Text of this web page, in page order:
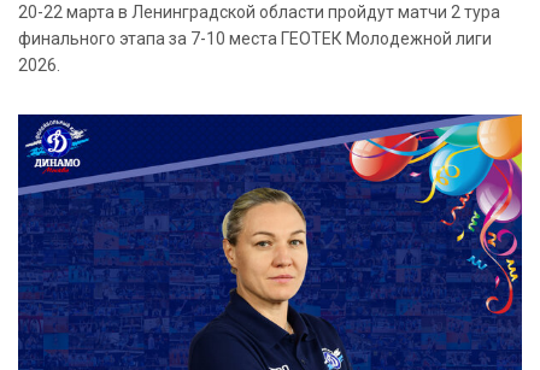
20-22 марта в Ленинградской области пройдут матчи 2 тура
финального этапа за 7-10 места ГЕОТЕК Молодежной лиги
2026.